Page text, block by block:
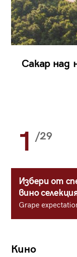
Сакар над
1 /29
Избери от
вино
Grape
Кино